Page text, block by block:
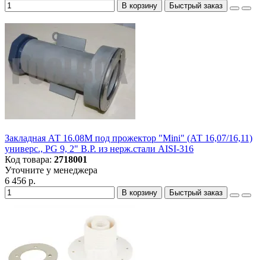
В корзину Быстрый заказ
Закладная АТ 16.08M под прожектор "Mini" (АТ 16,07/16,11)
универс., PG 9, 2" В.Р. из нерж.стали AISI-316
Код товара: 2718001
Уточните у менеджера
6 456 р.
В корзину Быстрый заказ